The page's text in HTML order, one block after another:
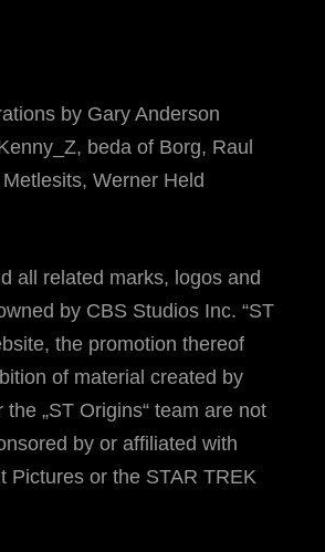
by Gary Anderson
beda of Borg, Raul
Werner Held
all related marks, logos and
by CBS Studios Inc. “ST
the promotion thereof
of material created by
„ST Origins“ team are not
by or affiliated with
Pictures or the STAR TREK